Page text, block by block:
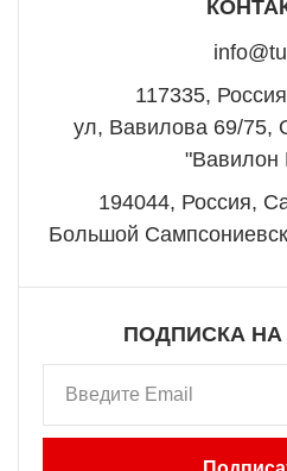
117335,
ул, Вавилова 69/75,
"Вавилон
194044, Россия,
Большой
ПОДПИСКА